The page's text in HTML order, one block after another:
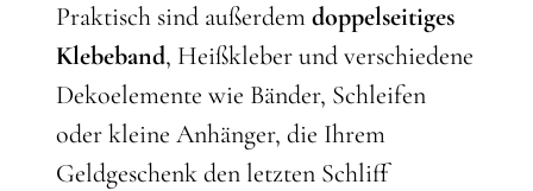
Praktisch sind außerdemdoppelseitiges
Klebeband, Heißkleber und verschiedene
Dekoelemente wie Bänder, Schleifen
oder kleine Anhänger, die Ihrem
Geldgeschenk den letzten Schliff